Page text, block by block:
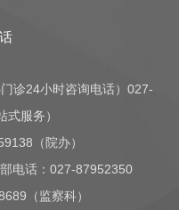
诊24小时咨询电话）027-
服务）
（院办）
电话：027-87952350
（监察科）